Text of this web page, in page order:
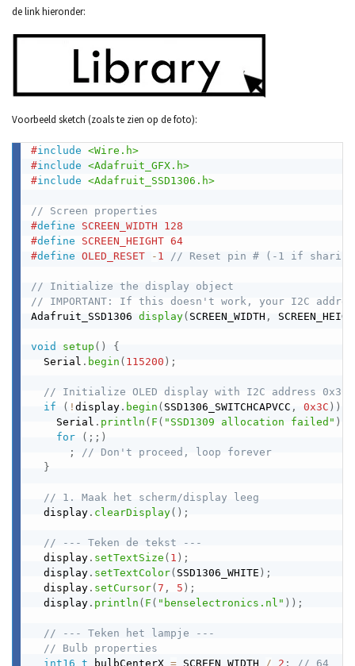
de link hieronder:
Voorbeeld sketch (zoals te zien op de foto):
#include <Wire.h>
#include <Adafruit_GFX.h>
#include <Adafruit_SSD1306.h>
// Screen properties
#define SCREEN_WIDTH
128
#define SCREEN_HEIGHT 64
#define OLED_RESET - 1 // Reset pin # (-1 if
// Initialize the display object
// IMPORTANT: If this doesn't work, your I2C
Adafruit_SSD1306 display(SCREEN_WIDTH ,
void setup ( )
{
  Serial
. begin ( 115200 ) ;
// Initialize OLED display with I2C address 0x3C
if
( ! display . begin ( SSD1306_SWITCHCAPVCC , 0x3C ) )
    Serial
. println ( F ( "SSD1309 allocation failed" )
for
( ; ; )
;
// Don't proceed, loop forever
}
// 1. Maak het scherm/display leeg
  display
. clearDisplay( ) ;
// --- Teken de tekst ---
  display
. setTextSize ( 1 ) ;
  display
. setTextColor( SSD1306_WHITE ) ;
  display
. setCursor(7 , 5 ) ;
  display
. println ( F ( "benselectronics.nl" ) ) ;
// --- Teken het lampje ---
// Bulb properties
int16_t bulbCenterX = SCREEN_WIDTH / 2 ; // 64